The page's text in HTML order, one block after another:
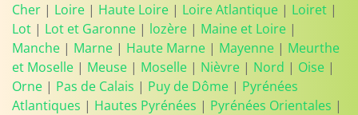
Cher | Loire | Haute Loire | Loire Atlantique | Loiret |
Lot | Lot et Garonne | lozère | Maine et Loire |
Manche | Marne | Haute Marne | Mayenne | Meurthe
et Moselle | Meuse | Moselle | Nièvre | Nord | Oise |
Orne | Pas de Calais | Puy de Dôme | Pyrénées
Atlantiques | Hautes Pyrénées | Pyrénées Orientales |